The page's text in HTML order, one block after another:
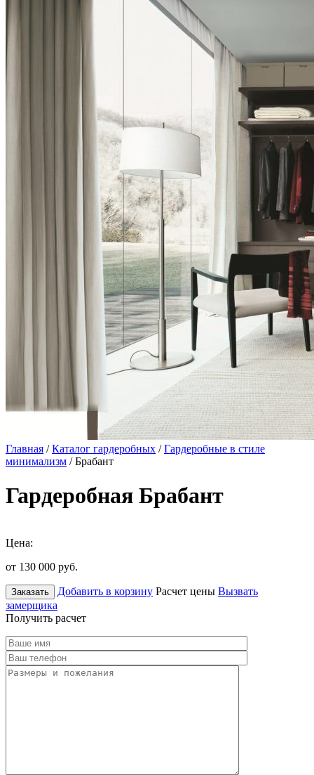
Главная /Каталог гардеробных /Гардеробные в стиле
минимализм / Брабант
Гардеробная Брабант
Цена:
от 130 000 руб.
Заказать Добавить в корзину Расчет цены Вызвать
замерщика
Получить расчет